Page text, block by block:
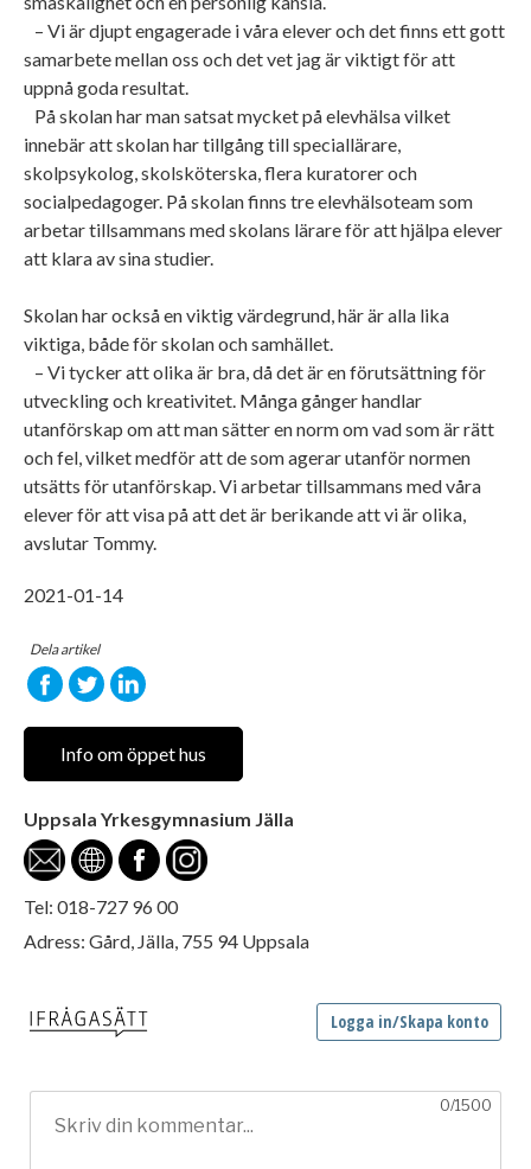
– Vi är djupt engagerade i våra elever och det finns ett gott
samarbete mellan oss och det vet jag är viktigt för att
uppnå goda resultat.
På skolan har man satsat mycket på elevhälsa vilket
innebär att skolan har tillgång till speciallärare,
skolpsykolog, skolsköterska, flera kuratorer och
socialpedagoger. På skolan finns tre elevhälsoteam som
arbetar tillsammans med skolans lärare för att hjälpa elever
att klara av sina studier.
Skolan har också en viktig värdegrund, här är alla lika
viktiga, både för skolan och samhället.
– Vi tycker att olika är bra, då det är en förutsättning för
utveckling och kreativitet. Många gånger handlar
utanförskap om att man sätter en norm om vad som är rätt
och fel, vilket medför att de som agerar utanför normen
utsätts för utanförskap. Vi arbetar tillsammans med våra
elever för att visa på att det är berikande att vi är olika,
avslutar Tommy.
2021-01-14
Dela artikel
Info om öppet hus
Uppsala Yrkesgymnasium Jälla
Tel: 018-727 96 00
Adress: Gård, Jälla, 755 94 Uppsala